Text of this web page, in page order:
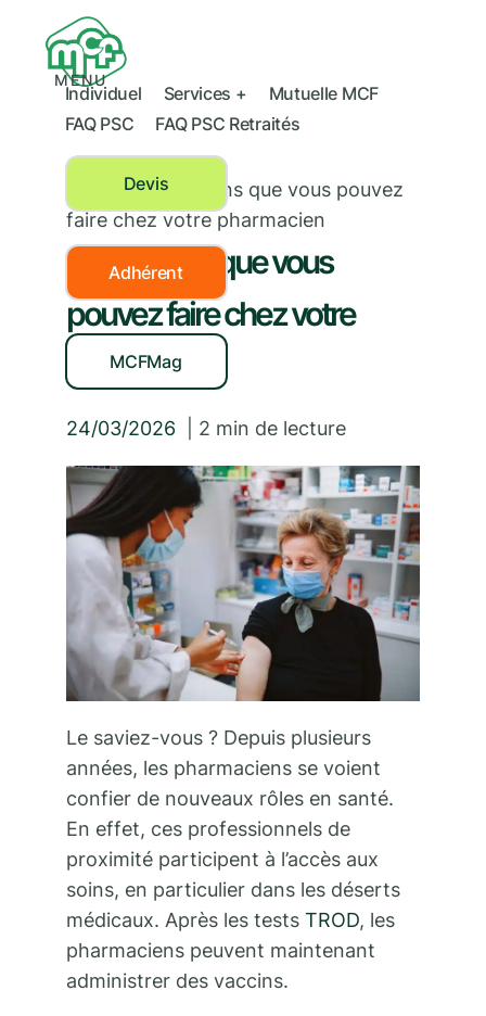
MENU
Individuel Services +
Mutuelle MCF
FAQ PSC
FAQ PSC Retraités
Devis
Adhérent
MCFMag
›Les vaccins que vous pouvez
faire chez votre pharmacien
Les vaccins que vous
pouvez faire chez votre
pharmacien
24/03/2026 2 min de lecture
Le saviez-vous ? Depuis plusieurs
années, les pharmaciens se voient
confier de nouveaux rôles en santé.
En effet, ces professionnels de
proximité participent à l’accès aux
soins, en particulier dans les déserts
médicaux. Après les tests TROD, les
pharmaciens peuvent maintenant
administrer des vaccins.